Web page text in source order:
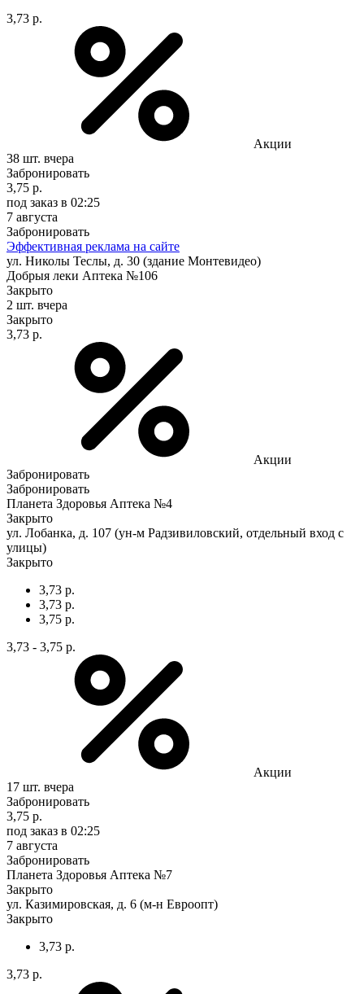
3,73 р.
Акции
38 шт. вчера
Забронировать
3,75 р.
под заказ в 02:25
7 августа
Забронировать
Эффективная реклама на сайте
ул. Николы Теслы, д. 30 (здание Монтевидео)
Добрыя леки Аптека №106
Закрыто
2 шт. вчера
Закрыто
3,73 р.
Акции
Забронировать
Забронировать
Планета Здоровья Аптека №4
Закрыто
ул. Лобанка, д. 107 (ун-м Радзивиловский, отдельный вход с
улицы)
Закрыто
3,73 р.
3,73 р.
3,75 р.
3,73 - 3,75 р.
Акции
17 шт. вчера
Забронировать
3,75 р.
под заказ в 02:25
7 августа
Забронировать
Планета Здоровья Аптека №7
Закрыто
ул. Казимировская, д. 6 (м-н Евроопт)
Закрыто
3,73 р.
3,73 р.